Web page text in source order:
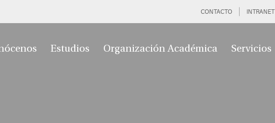
CONTACTO INTRANET
Estudios Organización Académica Servicios